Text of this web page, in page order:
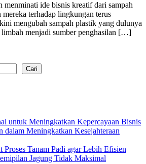
menminati ide bisnis kreatif dari sampah
mereka terhadap lingkungan terus
mengubah sampah plastik yang dulunya
limbah menjadi sumber penghasilan […]
Cari
untuk Meningkatkan Kepercayaan Bisnis
dalam Meningkatkan Kesejahteraan
Proses Tanam Padi agar Lebih Efisien
Jagung Tidak Maksimal